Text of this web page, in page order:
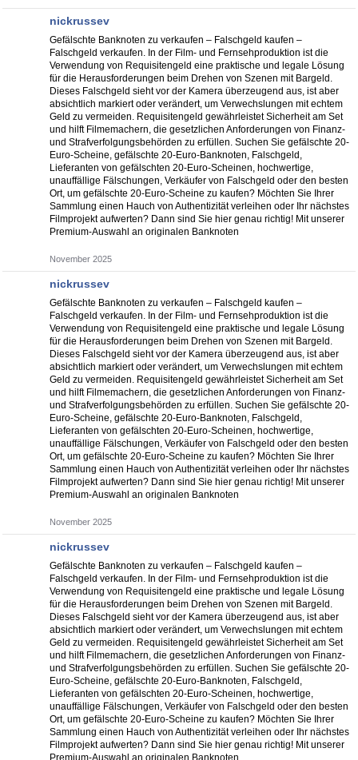
nickrussev
Gefälschte Banknoten zu verkaufen – Falschgeld kaufen –
Falschgeld verkaufen. In der Film- und Fernsehproduktion ist die
Verwendung von Requisitengeld eine praktische und legale Lösung
für die Herausforderungen beim Drehen von Szenen mit Bargeld.
Dieses Falschgeld sieht vor der Kamera überzeugend aus, ist aber
absichtlich markiert oder verändert, um Verwechslungen mit echtem
Geld zu vermeiden. Requisitengeld gewährleistet Sicherheit am Set
und hilft Filmemachern, die gesetzlichen Anforderungen von Finanz-
und Strafverfolgungsbehörden zu erfüllen. Suchen Sie gefälschte 20-
Euro-Scheine, gefälschte 20-Euro-Banknoten, Falschgeld,
Lieferanten von gefälschten 20-Euro-Scheinen, hochwertige,
unauffällige Fälschungen, Verkäufer von Falschgeld oder den besten
Ort, um gefälschte 20-Euro-Scheine zu kaufen? Möchten Sie Ihrer
Sammlung einen Hauch von Authentizität verleihen oder Ihr nächstes
Filmprojekt aufwerten? Dann sind Sie hier genau richtig! Mit unserer
Premium-Auswahl an originalen Banknoten
November 2025
nickrussev
Gefälschte Banknoten zu verkaufen – Falschgeld kaufen –
Falschgeld verkaufen. In der Film- und Fernsehproduktion ist die
Verwendung von Requisitengeld eine praktische und legale Lösung
für die Herausforderungen beim Drehen von Szenen mit Bargeld.
Dieses Falschgeld sieht vor der Kamera überzeugend aus, ist aber
absichtlich markiert oder verändert, um Verwechslungen mit echtem
Geld zu vermeiden. Requisitengeld gewährleistet Sicherheit am Set
und hilft Filmemachern, die gesetzlichen Anforderungen von Finanz-
und Strafverfolgungsbehörden zu erfüllen. Suchen Sie gefälschte 20-
Euro-Scheine, gefälschte 20-Euro-Banknoten, Falschgeld,
Lieferanten von gefälschten 20-Euro-Scheinen, hochwertige,
unauffällige Fälschungen, Verkäufer von Falschgeld oder den besten
Ort, um gefälschte 20-Euro-Scheine zu kaufen? Möchten Sie Ihrer
Sammlung einen Hauch von Authentizität verleihen oder Ihr nächstes
Filmprojekt aufwerten? Dann sind Sie hier genau richtig! Mit unserer
Premium-Auswahl an originalen Banknoten
November 2025
nickrussev
Gefälschte Banknoten zu verkaufen – Falschgeld kaufen –
Falschgeld verkaufen. In der Film- und Fernsehproduktion ist die
Verwendung von Requisitengeld eine praktische und legale Lösung
für die Herausforderungen beim Drehen von Szenen mit Bargeld.
Dieses Falschgeld sieht vor der Kamera überzeugend aus, ist aber
absichtlich markiert oder verändert, um Verwechslungen mit echtem
Geld zu vermeiden. Requisitengeld gewährleistet Sicherheit am Set
und hilft Filmemachern, die gesetzlichen Anforderungen von Finanz-
und Strafverfolgungsbehörden zu erfüllen. Suchen Sie gefälschte 20-
Euro-Scheine, gefälschte 20-Euro-Banknoten, Falschgeld,
Lieferanten von gefälschten 20-Euro-Scheinen, hochwertige,
unauffällige Fälschungen, Verkäufer von Falschgeld oder den besten
Ort, um gefälschte 20-Euro-Scheine zu kaufen? Möchten Sie Ihrer
Sammlung einen Hauch von Authentizität verleihen oder Ihr nächstes
Filmprojekt aufwerten? Dann sind Sie hier genau richtig! Mit unserer
Premium-Auswahl an originalen Banknoten